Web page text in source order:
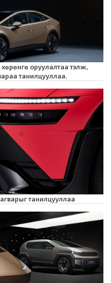
оруулалтаа тэлж,
танилцууллаа.
танилцууллаа